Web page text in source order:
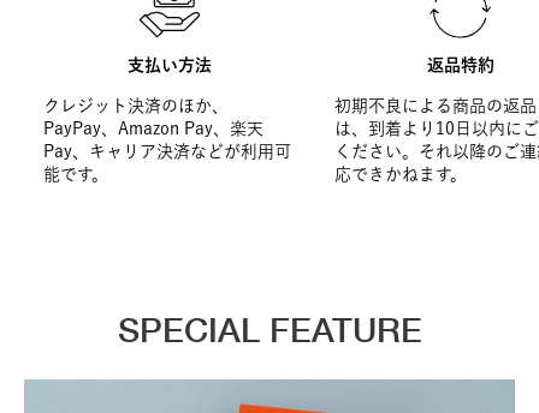
支払い方法
クレジット決済のほか、
PayPay、Amazon Pay、楽天
Pay、キャリア決済などが利用可
能です。
返品特約
初期不良による商品の返
は、到着より10日以内に
ください。それ以降のご
応できかねます。
SPECIAL FEATURE